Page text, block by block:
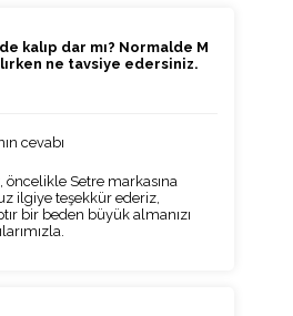
kalıp dar mı? Normalde M
ne tavsiye edersiniz.
cevabı
Setre markasına
ilgiye teşekkür ederiz,
bir beden büyük almanızı